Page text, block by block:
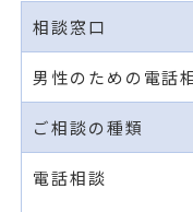
相談窓口
男性のための電話
ご相談の種類
電話相談